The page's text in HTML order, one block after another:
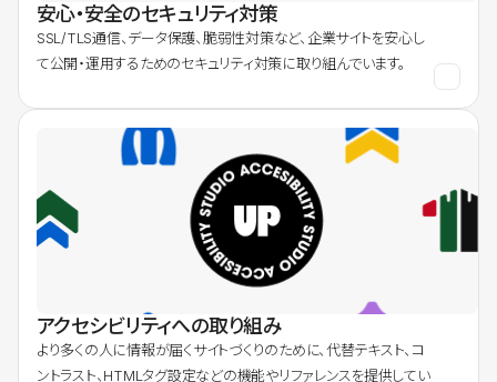
安心・安全のセキュリティ対策
SSL/TLS通信、データ保護、脆弱性対策など、企業サイトを安心し
て公開・運用するためのセキュリティ対策に取り組んでいます。
アクセシビリティへの取り組み
より多くの人に情報が届くサイトづくりのために、代替テキスト、コ
ントラスト、HTMLタグ設定などの機能やリファレンスを提供してい